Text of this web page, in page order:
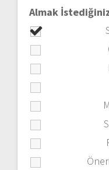
Almak